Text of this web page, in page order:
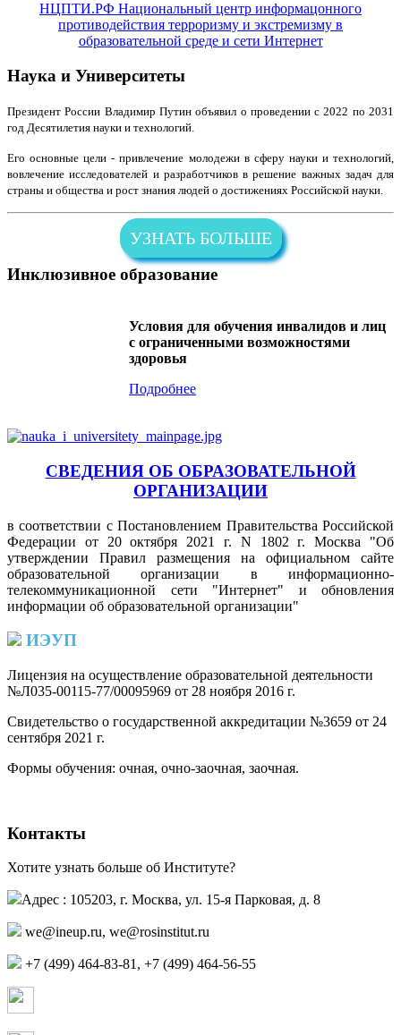
НЦПТИ.РФ Национальный центр информацонного
противодействия терроризму и экстремизму в
образовательной среде и сети Интернет
Наука и Университеты
Президент России Владимир Путин объявил о проведении с 2022 по 2031
год Десятилетия науки и технологий.
Его основные цели - привлечение молодежи в сферу науки и технологий,
вовлечение исследователей и разработчиков в решение важных задач для
страны и общества и рост знания людей о достижениях Российской науки.
УЗНАТЬ БОЛЬШЕ
Инклюзивное образование
Условия для обучения инвалидов и лиц
с ограниченными возможностями
здоровья
Подробнее
СВЕДЕНИЯ ОБ ОБРАЗОВАТЕЛЬНОЙ
ОРГАНИЗАЦИИ
в соответствии с Постановлением Правительства Российской
Федерации от 20 октября 2021 г. N 1802 г. Москва "Об
утверждении Правил размещения на официальном сайте
образовательной организации в информационно-
телекоммуникационной сети "Интернет" и обновления
информации об образовательной организации"
ИЭУП
Лицензия на осуществление образовательной деятельности
№Л035-00115-77/00095969 от 28 ноября 2016 г.
Свидетельство о государственной аккредитации №3659 от 24
сентября 2021 г.
Формы обучения: очная, очно-заочная, заочная.
Контакты
Хотите узнать больше об Институте?
Адрес : 105203, г. Москва, ул. 15-я Парковая, д. 8
,
+7 (499) 464-83-81, +7 (499) 464-56-55